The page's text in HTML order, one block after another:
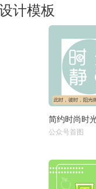
计模板
选择尺寸：
公众号首图